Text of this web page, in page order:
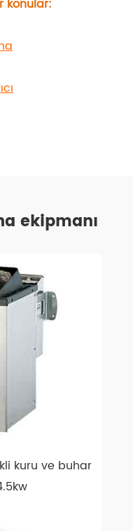
konular:
ekipmanı
kuru ve buhar